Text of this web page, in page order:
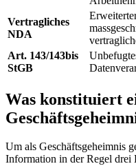
Vertragliches
NDA
Art. 143/143bis
StGB
Was konstituiert
Um als Geschäftsgeheimnis
Information in der Regel drei